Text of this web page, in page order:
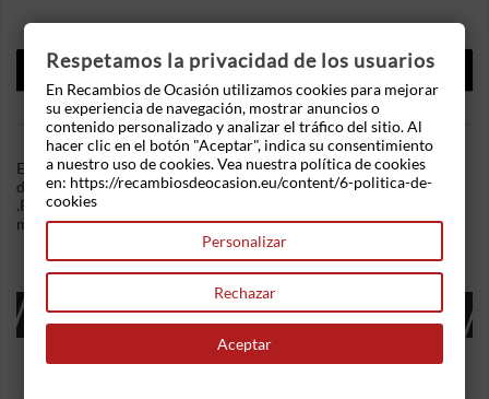
DESCRIPCIÓN
DETALLES DEL PRODUCTO
En Recambios de Ocasion disponemos de Mando elevalunas
delantero izquierdo Citroen Xsara (N1) 1.8 i 16V (110 cv)
.Referencia Interna: 04021655417020. Ademas, disponemos de
mas recambios, si tiene cualquier duda consultenos.
16 OTROS PRODUCTOS EN LA MISMA
CATEGORÍA:
Respetamos la privacidad de los usuarios
En Recambios de Ocasión utilizamos cookies para mejorar
su experiencia de navegación, mostrar anuncios o
contenido personalizado y analizar el tráfico del sitio. Al
hacer clic en el botón "Aceptar", indica su consentimiento
a nuestro uso de cookies. Vea nuestra política de cookies
en: https://recambiosdeocasion.eu/content/6-politica-de-
cookies
Personalizar
Rechazar
Aceptar